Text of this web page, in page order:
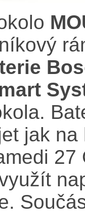
jak
27